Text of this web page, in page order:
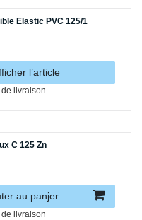
Elastic PVC 125/1
l’article
de livraison
C 125 Zn
au panjer
de livraison